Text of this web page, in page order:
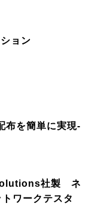
ョン
布を簡単に実現-
社製 ネ
ワークテスタ